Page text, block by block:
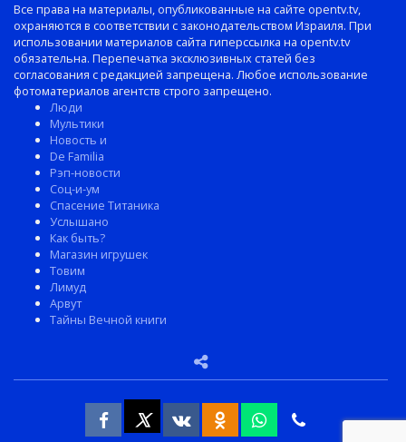
Все права на материалы, опубликованные на сайте opentv.tv,
охраняются в соответствии с законодательством Израиля. При
использовании материалов сайта гиперссылка на opentv.tv
обязательна. Перепечатка эксклюзивных статей без
согласования с редакцией запрещена. Любое использование
фотоматериалов агентств строго запрещено.
Люди
Мультики
Новость и
De Familia
Рэп-новости
Соц-и-ум
Спасение Титаника
Услышано
Как быть?
Магазин игрушек
Товим
Лимуд
Арвут
Тайны Вечной книги